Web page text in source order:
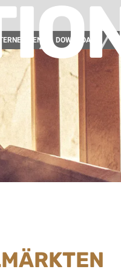
DOWNLOAD